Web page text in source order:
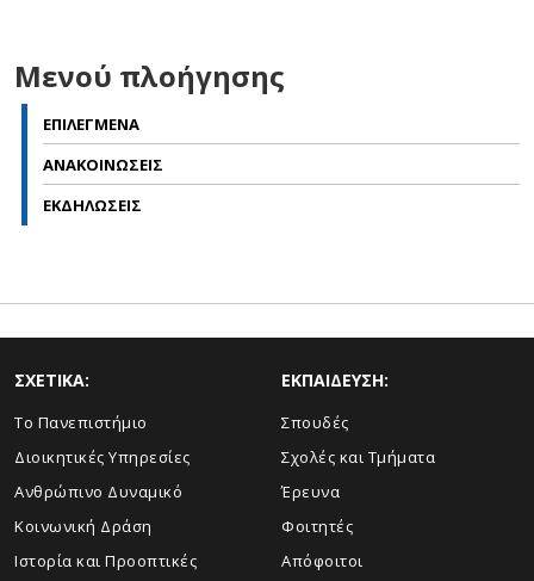
Μενού πλοήγησης
ΕΠΙΛΕΓΜΕΝΑ
ΑΝΑΚΟΙΝΩΣΕΙΣ
ΕΚΔΗΛΩΣΕΙΣ
ΣΧΕΤΙΚΑ:
Το Πανεπιστήμιο
Διοικητικές Υπηρεσίες
Ανθρώπινο Δυναμικό
Κοινωνική Δράση
Ιστορία και Προοπτικές
ΕΚΠΑΙΔΕΥΣΗ:
Σπουδές
Σχολές και Τμήματα
Έρευνα
Φοιτητές
Απόφοιτοι